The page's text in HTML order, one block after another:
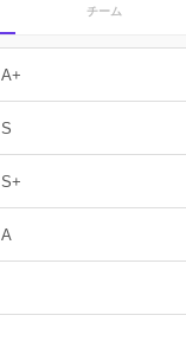
チーム
A+
S
S+
A